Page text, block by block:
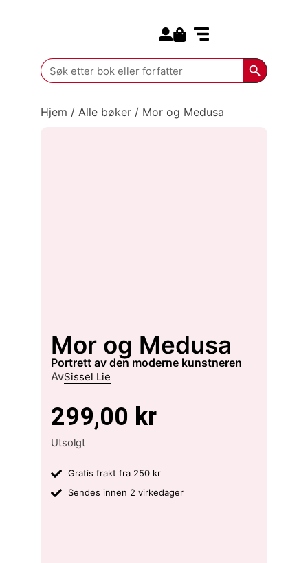
Search
for:
Search
Hjem / Alle bøker / Mor og Medusa
Mor og Medusa
portrett av den moderne kunstneren
AvSissel Lie
299,00 kr
Utsolgt
Gratis frakt fra 250 kr
Sendes innen 2 virkedager